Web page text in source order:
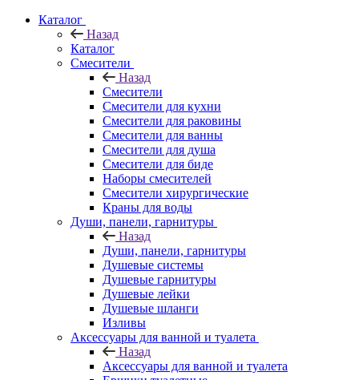
Каталог
Назад
Каталог
Смесители
Назад
Смесители
Смесители для кухни
Смесители для раковины
Смесители для ванны
Смесители для душа
Смесители для биде
Наборы смесителей
Смесители хирургические
Краны для воды
Души, панели, гарнитуры
Назад
Души, панели, гарнитуры
Душевые системы
Душевые гарнитуры
Душевые лейки
Душевые шланги
Изливы
Аксессуары для ванной и туалета
Назад
Аксессуары для ванной и туалета